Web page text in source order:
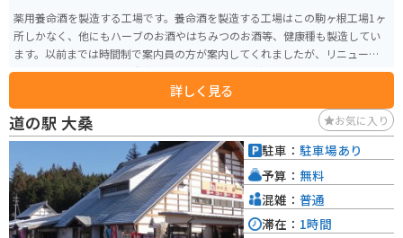
薬用養命酒を製造する工場です。養命酒を製造する工場はこの駒ヶ根工場1ヶ
所しかなく、他にもハーブのお酒やはちみつのお酒等、健康種も製造してい
ます。以前までは時間制で案内員の方が案内してくれましたが、リニューア
ルしてからは予約不要・自由見学となりました。 養命酒やハーブのお酒、黒
酢などの試飲コーナー、お土産を購入できる店にカフェスペースもありま
す。工場からは中央アルプスと南アルプスを見ることもでき、敷地内には健康
の森という広大な散策コースもあり、森林浴をしながら気分転換もできま
す。
詳しく見る
道の駅 大桑 お気に入り
駐車： 駐車場あり
予算： 無料
混雑： 普通
滞在： 1時間